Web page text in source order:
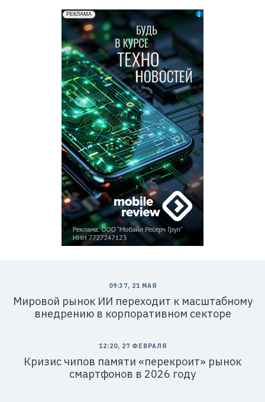
09:37, 21 МАЯ
Мировой рынок ИИ переходит к масштабному
внедрению в корпоративном секторе
12:20, 27 ФЕВРАЛЯ
Кризис чипов памяти «перекроит» рынок
смартфонов в 2026 году